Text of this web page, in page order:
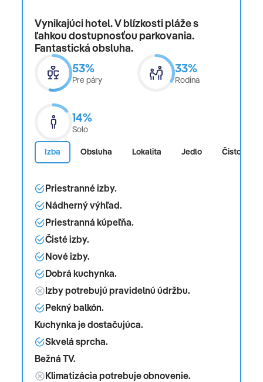
Vynikajúci hotel. V blízkosti pláže s
ľahkou dostupnosťou parkovania.
Fantastická obsluha.
53%
Pre páry
33%
Rodina
14%
Solo
Izba Obsluha Lokalita Jedlo Čistota
Priestranné izby.
Nádherný výhľad.
Priestranná kúpeľňa.
Čisté izby.
Nové izby.
Dobrá kuchynka.
Izby potrebujú pravidelnú údržbu.
Pekný balkón.
Kuchynka je dostačujúca.
Skvelá sprcha.
Bežná TV.
Klimatizácia potrebuje obnovenie.